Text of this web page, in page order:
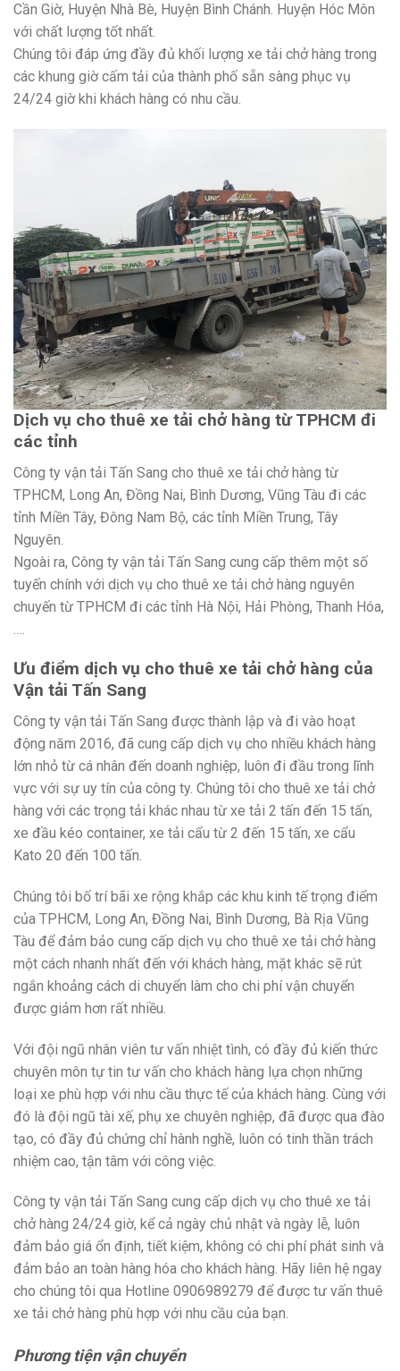
Cần Giờ, Huyện Nhà Bè, Huyện Bình Chánh. Huyện Hóc Môn
với chất lượng tốt nhất.
Chúng tôi đáp ứng đầy đủ khối lượng xe tải chở hàng trong
các khung giờ cấm tải của thành phố sẵn sàng phục vụ
24/24 giờ khi khách hàng có nhu cầu.
Dịch vụ cho thuê xe tải chở hàng từ TPHCM đi
các tỉnh
Công ty vận tải Tấn Sang cho thuê xe tải chở hàng từ
TPHCM, Long An, Đồng Nai, Bình Dương, Vũng Tàu đi các
tỉnh Miền Tây, Đông Nam Bộ, các tỉnh Miền Trung, Tây
Nguyên.
Ngoài ra, Công ty vận tải Tấn Sang cung cấp thêm một số
tuyến chính với dịch vụ cho thuê xe tải chở hàng nguyên
chuyến từ TPHCM đi các tỉnh Hà Nội, Hải Phòng, Thanh Hóa,
Ưu điểm dịch vụ cho thuê xe tải chở hàng của
Vận tải Tấn Sang
Công ty vận tải Tấn Sang được thành lập và đi vào hoạt
động năm 2016, đã cung cấp dịch vụ cho nhiều khách hàng
lớn nhỏ từ cá nhân đến doanh nghiệp, luôn đi đầu trong lĩnh
vực với sự uy tín của công ty. Chúng tôi cho thuê xe tải chở
hàng với các trọng tải khác nhau từ xe tải 2 tấn đến 15 tấn,
xe đầu kéo container, xe tải cẩu từ 2 đến 15 tấn, xe cẩu
Kato 20 đến 100 tấn.
Chúng tôi bố trí bãi xe rộng khắp các khu kinh tế trọng điểm
của TPHCM, Long An, Đồng Nai, Bình Dương, Bà Rịa Vũng
Tàu để đảm bảo cung cấp dịch vụ cho thuê xe tải chở hàng
một cách nhanh nhất đến với khách hàng, mặt khác sẽ rút
ngắn khoảng cách di chuyển làm cho chi phí vận chuyển
được giảm hơn rất nhiều.
Với đội ngũ nhân viên tư vấn nhiệt tình, có đầy đủ kiến thức
chuyên môn tự tin tư vấn cho khách hàng lựa chọn những
loại xe phù hợp với nhu cầu thực tế của khách hàng. Cùng với
đó là đội ngũ tài xế, phụ xe chuyên nghiệp, đã được qua đào
tạo, có đầy đủ chứng chỉ hành nghề, luôn có tinh thần trách
nhiệm cao, tận tâm với công việc.
Công ty vận tải Tấn Sang cung cấp dịch vụ cho thuê xe tải
chở hàng 24/24 giờ, kể cả ngày chủ nhật và ngày lễ, luôn
đảm bảo giá ổn định, tiết kiệm, không có chi phí phát sinh và
đảm bảo an toàn hàng hóa cho khách hàng. Hãy liên hệ ngay
cho chúng tôi qua Hotline 0906989279 để được tư vấn thuê
xe tải chở hàng phù hợp với nhu cầu của bạn.
Phương tiện vận chuyển